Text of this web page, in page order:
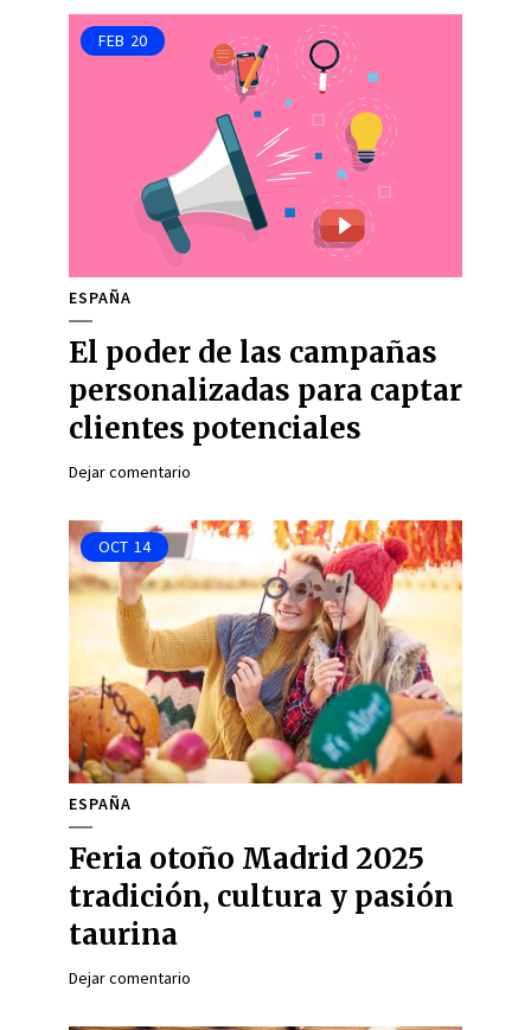
FEB 20
ESPAÑA
El poder de las campañas
personalizadas para captar
clientes potenciales
Dejar comentario
OCT 14
ESPAÑA
Feria otoño Madrid 2025
tradición, cultura y pasión
taurina
Dejar comentario